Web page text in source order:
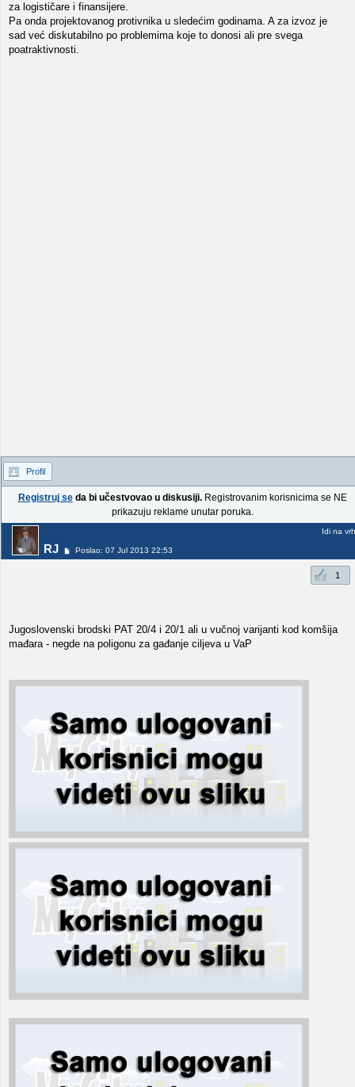
za logističare i finansijere.
Pa onda projektovanog protivnika u sledećim godinama. A za izvoz je
sad već diskutabilno po problemima koje to donosi ali pre svega
poatraktivnosti.
Profil
Registruj seda bi učestvovao u diskusiji.Registrovanim korisnicima se NE
prikazuju reklame unutar poruka.
RJ Poslao: 07 Jul 2013 22:53
Idi na vrh
1
Jugoslovenski brodski PAT 20/4 i 20/1 ali u vučnoj varijanti kod komšija
mađara - negde na poligonu za gađanje ciljeva u VaP